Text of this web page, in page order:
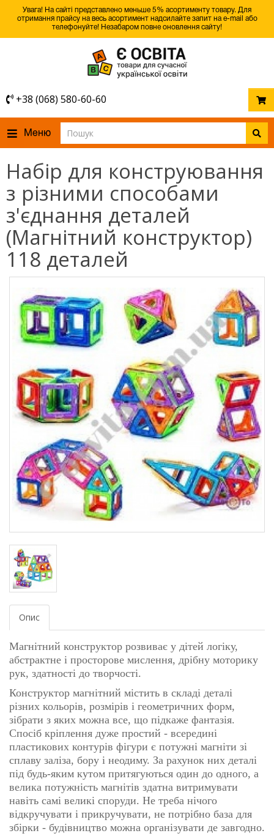
Увага! На сайті представлено меньше 5% асортименту товару. Для
отримання прайсу на весь асортимент надсилайте запит на e-mail або
телефонуйте! Незабаром повне оновлення сайту!
+38 (068) 580-60-60
Меню
Набір для конструювання
з різними способами
з'єднання деталей
(Магнітний конструктор)
118 деталей
Опис
Магнітний конструктор розвиває у дітей логіку,
абстрактне і просторове мислення, дрібну моторику
рук, здатності до творчості.
Конструктор магнітний містить в складі деталі
різних кольорів, розмірів і геометричних форм,
зібрати з яких можна все, що підкаже фантазія.
Спосіб кріплення дуже простий - всередині
пластикових контурів фігури є потужні магніти зі
сплаву заліза, бору і неодиму. За рахунок них деталі
під будь-яким кутом притягуються один до одного, а
велика потужність магнітів здатна витримувати
навіть самі великі споруди. Не треба нічого
відкручувати і прикручувати, не потрібно база для
збірки - будівництво можна організувати де завгодно.